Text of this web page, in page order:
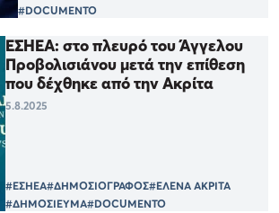
#DOCUMENTO
ΕΣΗΕΑ: στο πλευρό του Άγγελου
Προβολισιάνου μετά την επίθεση
που δέχθηκε από την Ακρίτα
5.8.2025
#ΕΣΗΕΑ#ΔΗΜΟΣΙΟΓΡΑΦΟΣ#ΕΛΕΝΑ ΑΚΡΙΤΑ
#ΔΗΜΟΣΙΕΥΜΑ#DOCUMENTO